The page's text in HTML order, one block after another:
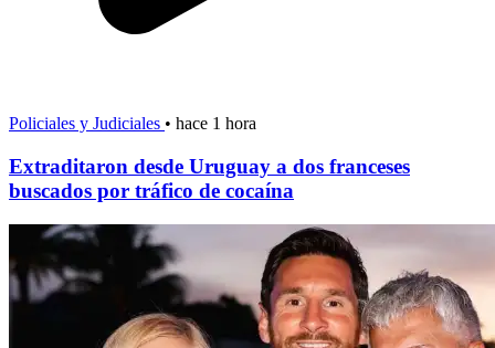
Policiales y Judiciales • hace 1 hora
Extraditaron desde Uruguay a dos franceses
buscados por tráfico de cocaína